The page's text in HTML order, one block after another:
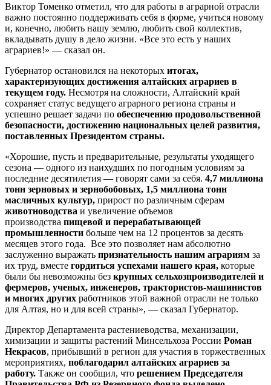
Виктор Томенко отметил, что для работы в аграрной отрасли
важно постоянно поддерживать себя в форме, учиться новому
и, конечно, любить нашу землю, любить свой коллектив,
вкладывать душу в дело жизни. «Все это есть у наших
аграриев!» — сказал он.
Губернатор остановился на некоторых итогах,
характеризующих достижения алтайских аграриев в
текущем году. Несмотря на сложности, Алтайский край
сохраняет статус ведущего аграрного региона страны и
успешно решает задачи по обеспечению продовольственной
безопасности, достижению национальных целей развития,
поставленных Президентом страны.
«Хорошие, пусть и предварительные, результаты уходящего
сезона — одного из наихудших по погодным условиям за
последние десятилетия — говорят сами за себя. 4,7 миллиона
тонн зерновых и зернобобовых, 1,5 миллиона тонн
масличных культур, прирост по различным сферам
животноводства и увеличение объемов
производства пищевой и перерабатывающей
промышленности больше чем на 12 процентов за десять
месяцев этого года. Все это позволяет нам абсолютно
заслуженно выражать признательность нашим аграриям за
их труд, вместе гордиться успехами нашего края, которые
были бы невозможны без крупных сельхозпроизводителей и
фермеров, ученых, инженеров, трактористов-машинистов
и многих других работников этой важной отрасли не только
для Алтая, но и для всей страны», — сказал Губернатор.
Директор Департамента растениеводства, механизации,
химизации и защиты растений Минсельхоза России Роман
Некрасов, прибывший в регион для участия в торжественных
мероприятиях, поблагодарил алтайских аграриев за
работу. Также он сообщил, что решением Председателя